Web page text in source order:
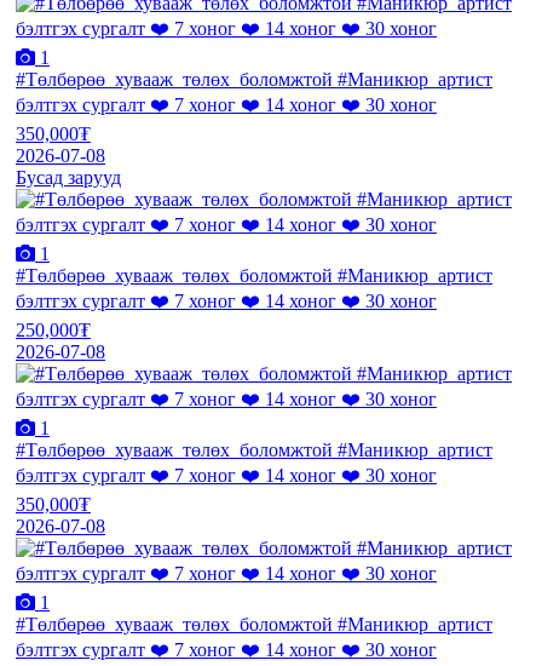
1
#Төлбөрөө_хувааж_төлөх_боломжтой #Маникюр_артист
бэлтгэх сургалт ❤️ 7 хоног ❤️ 14 хоног ❤️ 30 хоног
350,000₮
2026-07-08
Бусад зарууд
1
#Төлбөрөө_хувааж_төлөх_боломжтой #Маникюр_артист
бэлтгэх сургалт ❤️ 7 хоног ❤️ 14 хоног ❤️ 30 хоног
250,000₮
2026-07-08
1
#Төлбөрөө_хувааж_төлөх_боломжтой #Маникюр_артист
бэлтгэх сургалт ❤️ 7 хоног ❤️ 14 хоног ❤️ 30 хоног
350,000₮
2026-07-08
1
#Төлбөрөө_хувааж_төлөх_боломжтой #Маникюр_артист
бэлтгэх сургалт ❤️ 7 хоног ❤️ 14 хоног ❤️ 30 хоног